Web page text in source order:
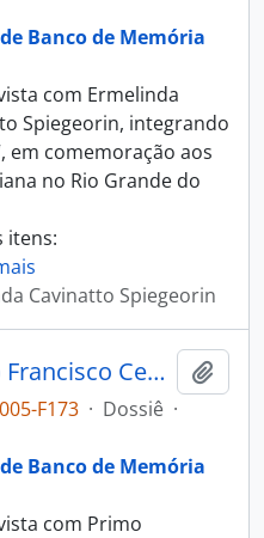
Banco de Memória
com Ermelinda
Spiegeorin, integrando
em comemoração aos
no Rio Grande do
itens:
Cavinatto Spiegeorin
Entrevista com Primo Francisco Cechim
F173 · Dossiê ·
Banco de Memória
com Primo